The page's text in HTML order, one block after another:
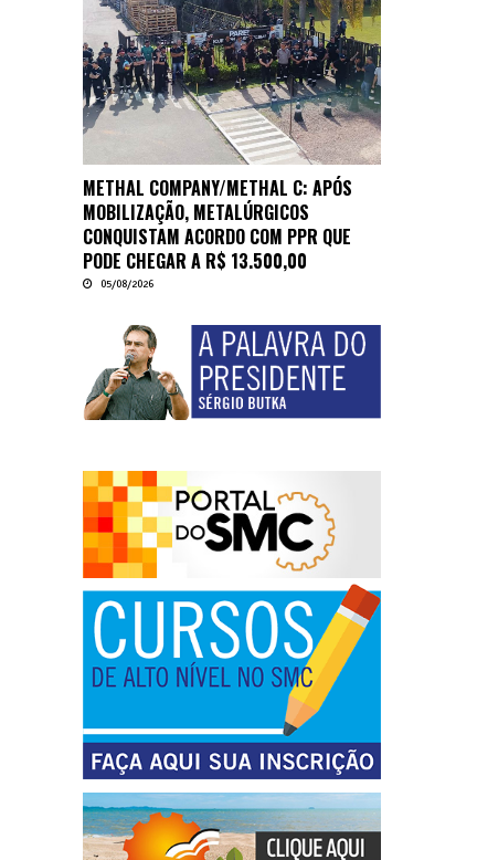
METHAL COMPANY/METHAL C: APÓS
MOBILIZAÇÃO, METALÚRGICOS
CONQUISTAM ACORDO COM PPR QUE
PODE CHEGAR A R$ 13.500,00
05/08/2026